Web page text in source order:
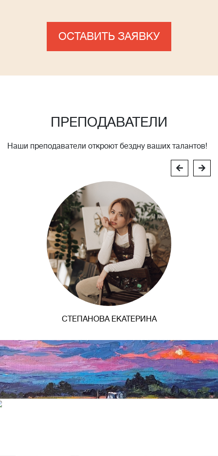
ОСТАВИТЬ ЗАЯВКУ
ПРЕПОДАВАТЕЛИ
Наши преподаватели откроют бездну ваших талантов!
СТЕПАНОВА ЕКАТЕРИНА